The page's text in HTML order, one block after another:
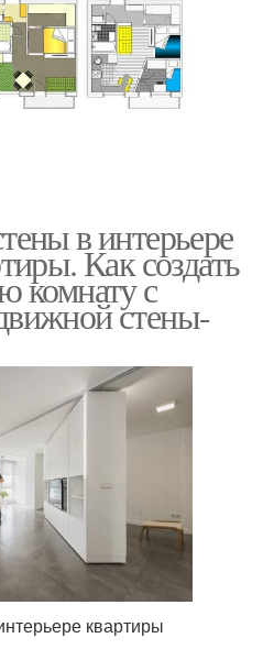
в интерьере
Как создать
комнату с
стены-
квартиры